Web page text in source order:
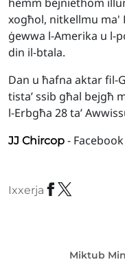
xogħol, nitkellmu ma'
ġewwa l-Amerika u l-
din il-btala.
Dan u ħafna aktar fil-
tista’ ssib għal bejgħ
l-Erbgħa 28 ta’
JJ Chircop -
Ixxerja
Miktub